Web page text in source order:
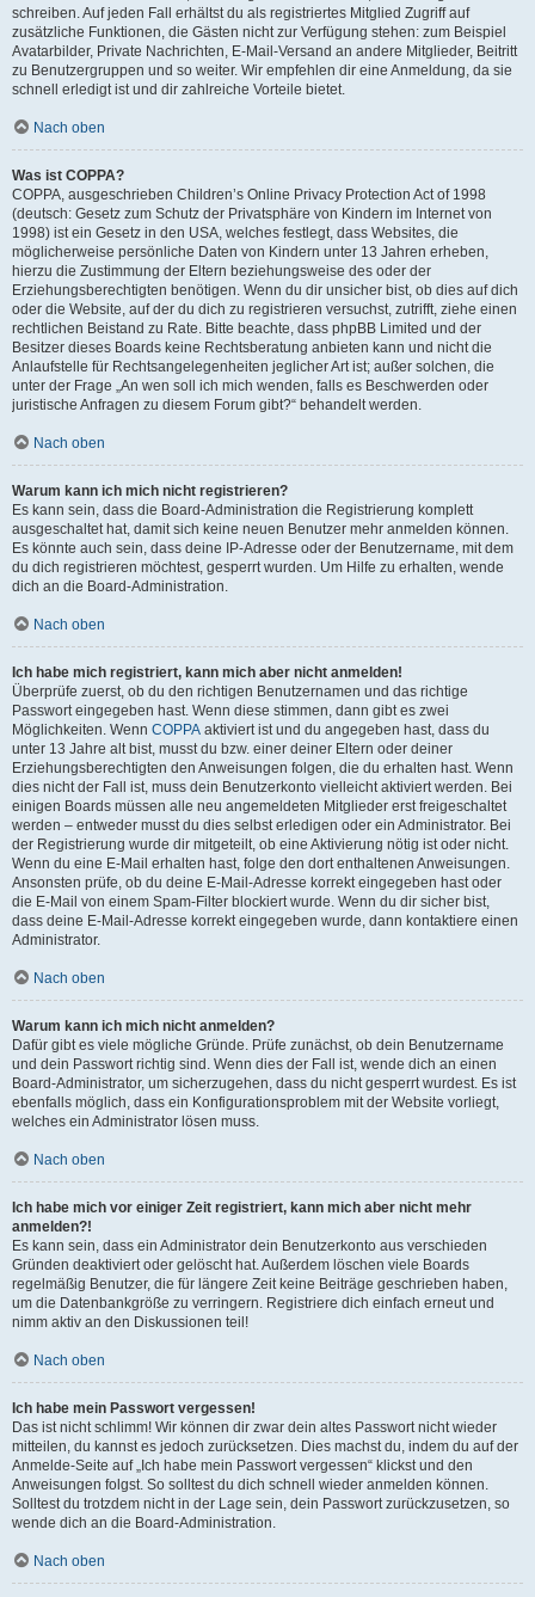
schreiben. Auf jeden Fall erhältst du als registriertes Mitglied Zugriff auf
zusätzliche Funktionen, die Gästen nicht zur Verfügung stehen: zum Beispiel
Avatarbilder, Private Nachrichten, E-Mail-Versand an andere Mitglieder, Beitritt
zu Benutzergruppen und so weiter. Wir empfehlen dir eine Anmeldung, da sie
schnell erledigt ist und dir zahlreiche Vorteile bietet.
Nach oben
Was ist COPPA?
COPPA, ausgeschrieben Children’s Online Privacy Protection Act of 1998
(deutsch: Gesetz zum Schutz der Privatsphäre von Kindern im Internet von
1998) ist ein Gesetz in den USA, welches festlegt, dass Websites, die
möglicherweise persönliche Daten von Kindern unter 13 Jahren erheben,
hierzu die Zustimmung der Eltern beziehungsweise des oder der
Erziehungsberechtigten benötigen. Wenn du dir unsicher bist, ob dies auf dich
oder die Website, auf der du dich zu registrieren versuchst, zutrifft, ziehe einen
rechtlichen Beistand zu Rate. Bitte beachte, dass phpBB Limited und der
Besitzer dieses Boards keine Rechtsberatung anbieten kann und nicht die
Anlaufstelle für Rechtsangelegenheiten jeglicher Art ist; außer solchen, die
unter der Frage „An wen soll ich mich wenden, falls es Beschwerden oder
juristische Anfragen zu diesem Forum gibt?“ behandelt werden.
Nach oben
Warum kann ich mich nicht registrieren?
Es kann sein, dass die Board-Administration die Registrierung komplett
ausgeschaltet hat, damit sich keine neuen Benutzer mehr anmelden können.
Es könnte auch sein, dass deine IP-Adresse oder der Benutzername, mit dem
du dich registrieren möchtest, gesperrt wurden. Um Hilfe zu erhalten, wende
dich an die Board-Administration.
Nach oben
Ich habe mich registriert, kann mich aber nicht anmelden!
Überprüfe zuerst, ob du den richtigen Benutzernamen und das richtige
Passwort eingegeben hast. Wenn diese stimmen, dann gibt es zwei
Möglichkeiten. Wenn COPPA aktiviert ist und du angegeben hast, dass du
unter 13 Jahre alt bist, musst du bzw. einer deiner Eltern oder deiner
Erziehungsberechtigten den Anweisungen folgen, die du erhalten hast. Wenn
dies nicht der Fall ist, muss dein Benutzerkonto vielleicht aktiviert werden. Bei
einigen Boards müssen alle neu angemeldeten Mitglieder erst freigeschaltet
werden – entweder musst du dies selbst erledigen oder ein Administrator. Bei
der Registrierung wurde dir mitgeteilt, ob eine Aktivierung nötig ist oder nicht.
Wenn du eine E-Mail erhalten hast, folge den dort enthaltenen Anweisungen.
Ansonsten prüfe, ob du deine E-Mail-Adresse korrekt eingegeben hast oder
die E-Mail von einem Spam-Filter blockiert wurde. Wenn du dir sicher bist,
dass deine E-Mail-Adresse korrekt eingegeben wurde, dann kontaktiere einen
Administrator.
Nach oben
Warum kann ich mich nicht anmelden?
Dafür gibt es viele mögliche Gründe. Prüfe zunächst, ob dein Benutzername
und dein Passwort richtig sind. Wenn dies der Fall ist, wende dich an einen
Board-Administrator, um sicherzugehen, dass du nicht gesperrt wurdest. Es ist
ebenfalls möglich, dass ein Konfigurationsproblem mit der Website vorliegt,
welches ein Administrator lösen muss.
Nach oben
Ich habe mich vor einiger Zeit registriert, kann mich aber nicht mehr
anmelden?!
Es kann sein, dass ein Administrator dein Benutzerkonto aus verschieden
Gründen deaktiviert oder gelöscht hat. Außerdem löschen viele Boards
regelmäßig Benutzer, die für längere Zeit keine Beiträge geschrieben haben,
um die Datenbankgröße zu verringern. Registriere dich einfach erneut und
nimm aktiv an den Diskussionen teil!
Nach oben
Ich habe mein Passwort vergessen!
Das ist nicht schlimm! Wir können dir zwar dein altes Passwort nicht wieder
mitteilen, du kannst es jedoch zurücksetzen. Dies machst du, indem du auf der
Anmelde-Seite auf „Ich habe mein Passwort vergessen“ klickst und den
Anweisungen folgst. So solltest du dich schnell wieder anmelden können.
Solltest du trotzdem nicht in der Lage sein, dein Passwort zurückzusetzen, so
wende dich an die Board-Administration.
Nach oben